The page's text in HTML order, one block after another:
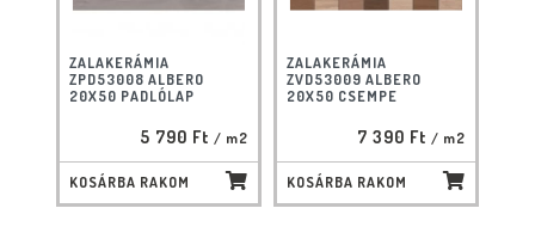
ZALAKERÁMIA
ZPD53008 ALBERO
20X50 PADLÓLAP
5 790 Ft / m2
KOSÁRBA RAKOM
ZALAKERÁMIA
ZVD53009 ALBERO
20X50 CSEMPE
7 390 Ft / m2
KOSÁRBA RAKOM